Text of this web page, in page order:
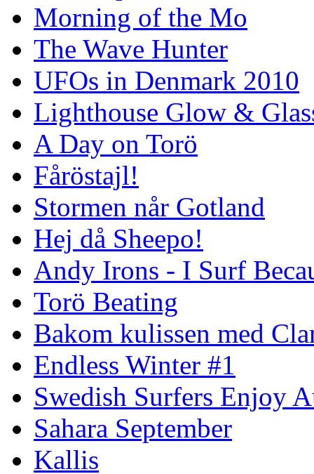
Morning of the Mo
The Wave Hunter
UFOs in Denmark 2010
Lighthouse Glow &
A Day on Torö
Fåröstajl!
Stormen når Gotland
Hej då Sheepo!
Andy Irons - I Surf
Torö Beating
Bakom kulissen med
Endless Winter #1
Swedish Surfers Enjoy
Sahara September
Kallis